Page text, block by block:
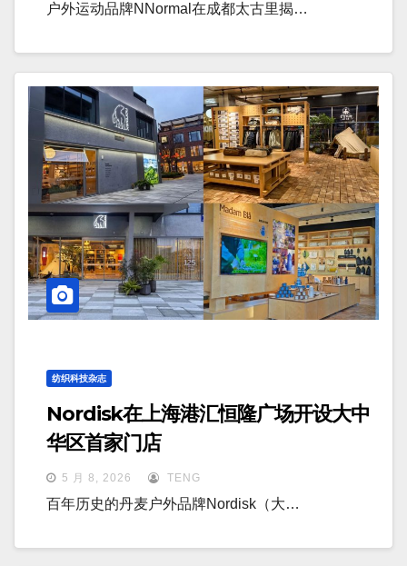
户外运动品牌NNormal在成都太古里揭…
纺织科技杂志
Nordisk在上海港汇恒隆广场开设大中
华区首家门店
5 月 8, 2026 TENG
百年历史的丹麦户外品牌Nordisk（大…